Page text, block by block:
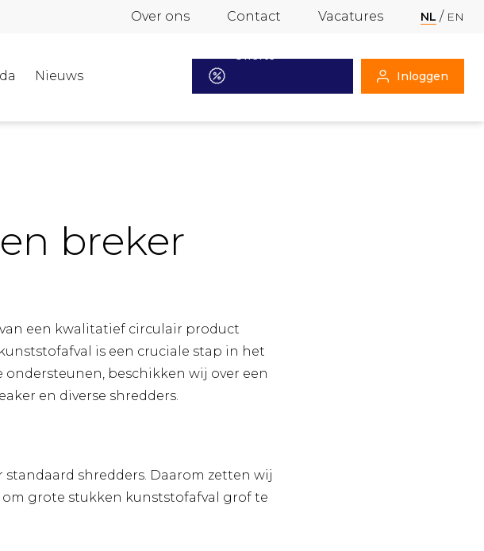
Over ons Contact Vacatures NL EN
Nieuws
Offerte
aanvragen
Inloggen
breker
een kwalitatief circulair product
is een cruciale stap in het
beschikken wij over een
en diverse shredders.
shredders. Daarom zetten wij
grote stukken kunststofafval grof te